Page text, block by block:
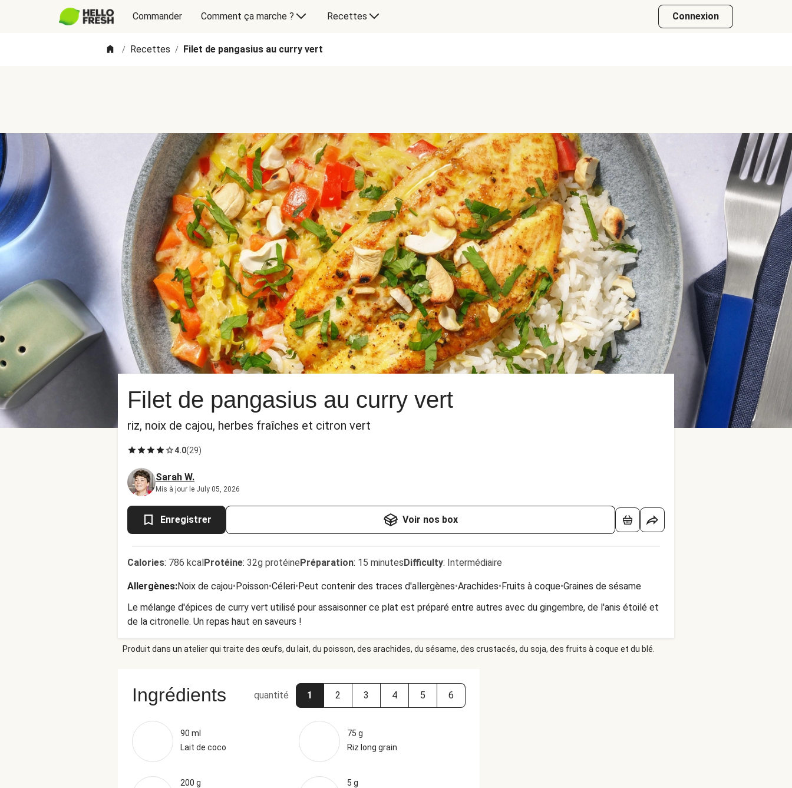
Commander Comment ça marche ? Recettes Connexion
/ Recettes / Filet de pangasius au curry vert
Filet de pangasius au curry vert
riz, noix de cajou, herbes fraîches et citron vert
4.0(29)
Sarah W.
Mis à jour le July 05, 2026
Enregistrer Voir nos box
Calories: 786 kcalProtéine: 32g protéinePréparation: 15 minutesDifficulty: Intermédiaire
Allergènes:Noix de cajou•Poisson•Céleri•Peut contenir des traces d'allergènes•Arachides•Fruits à coque•Graines de sésame
Le mélange d'épices de curry vert utilisé pour assaisonner ce plat est préparé entre autres avec du gingembre, de l'anis étoilé et
de la citronelle. Un repas haut en saveurs !
Produit dans un atelier qui traite des œufs, du lait, du poisson, des arachides, du sésame, des crustacés, du soja, des fruits à coque et du blé.
Ingrédients quantité 1 2 3 4 5 6
90 ml
Lait de coco
75 g
Riz long grain
200 g
5 g